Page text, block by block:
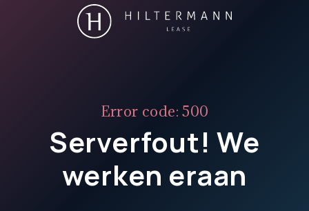
Error code: 500
Serverfout! We
werken eraan